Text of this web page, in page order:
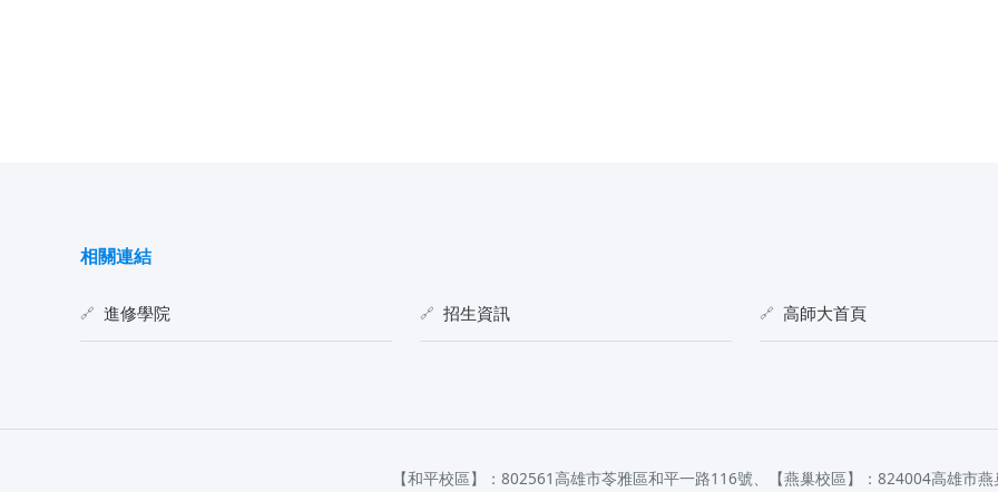
相關連結
進修學院 招生資訊 高師大首頁
【和平校區】：802561高雄市苓雅區和平一路116號、【燕巢校區】：824004高雄市